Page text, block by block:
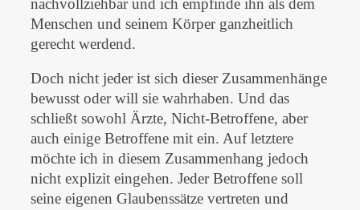
nachvollziehbar und ich empfinde ihn als dem
Menschen und seinem Körper ganzheitlich
gerecht werdend.
Doch nicht jeder ist sich dieser Zusammenhänge
bewusst oder will sie wahrhaben. Und das
schließt sowohl Ärzte, Nicht-Betroffene, aber
auch einige Betroffene mit ein. Auf letztere
möchte ich in diesem Zusammenhang jedoch
nicht explizit eingehen. Jeder Betroffene soll
seine eigenen Glaubenssätze vertreten und